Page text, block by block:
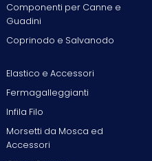
Componenti per Canne e
Guadini
Coprinodo e Salvanodo
Elastico e Accessori
Fermagalleggianti
Infila Filo
Morsetti da Mosca ed
Accessori